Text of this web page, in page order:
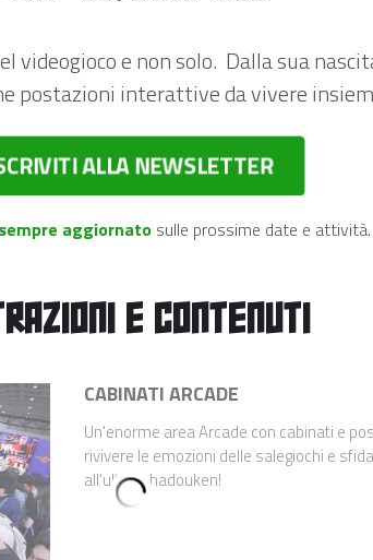
e non solo.  Dalla sua
postazioni interattive da vivere
ALLA NEWSLETTER
aggiornato sulle prossime date e attività.
E CONTENUTI
rivivere le emozioni delle salegiochi e
all'ultimo hadouken!